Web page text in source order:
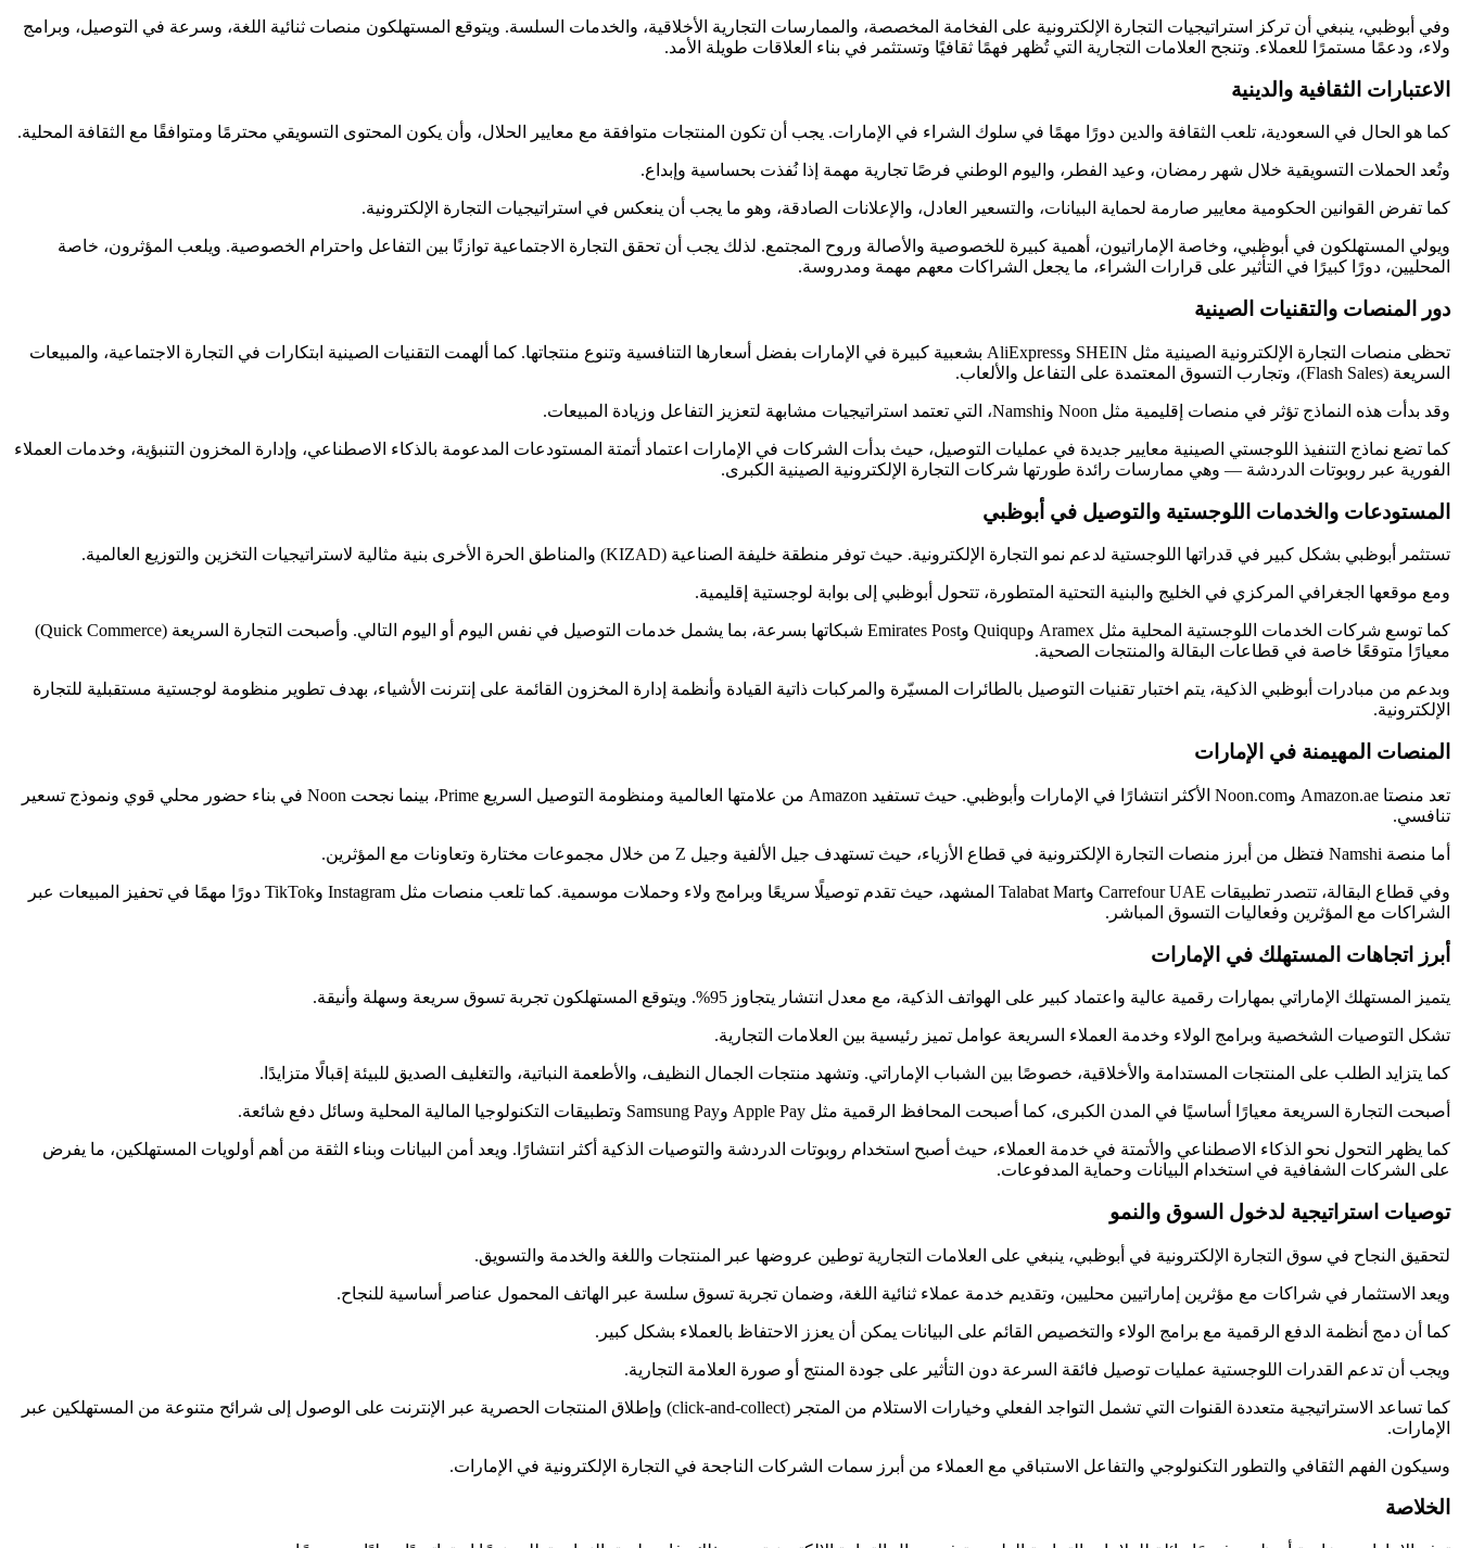
وفي أبوظبي، ينبغي أن تركز استراتيجيات التجارة الإلكترونية على الفخامة المخصصة، والممارسات التجارية الأخلاقية، والخدمات السلسة. ويتوقع المستهلكون منصات ثنائية اللغة، وسرعة في التوصيل، وبرامج
ولاء، ودعمًا مستمرًا للعملاء. وتنجح العلامات التجارية التي تُظهر فهمًا ثقافيًا وتستثمر في بناء العلاقات طويلة الأمد.
الاعتبارات الثقافية والدينية
كما هو الحال في السعودية، تلعب الثقافة والدين دورًا مهمًا في سلوك الشراء في الإمارات. يجب أن تكون المنتجات متوافقة مع معايير الحلال، وأن يكون المحتوى التسويقي محترمًا ومتوافقًا مع الثقافة المحلية.
وتُعد الحملات التسويقية خلال شهر رمضان، وعيد الفطر، واليوم الوطني فرصًا تجارية مهمة إذا نُفذت بحساسية وإبداع.
كما تفرض القوانين الحكومية معايير صارمة لحماية البيانات، والتسعير العادل، والإعلانات الصادقة، وهو ما يجب أن ينعكس في استراتيجيات التجارة الإلكترونية.
ويولي المستهلكون في أبوظبي، وخاصة الإماراتيون، أهمية كبيرة للخصوصية والأصالة وروح المجتمع. لذلك يجب أن تحقق التجارة الاجتماعية توازنًا بين التفاعل واحترام الخصوصية. ويلعب المؤثرون، خاصة
المحليين، دورًا كبيرًا في التأثير على قرارات الشراء، ما يجعل الشراكات معهم مهمة ومدروسة.
دور المنصات والتقنيات الصينية
تحظى منصات التجارة الإلكترونية الصينية مثل SHEIN وAliExpress بشعبية كبيرة في الإمارات بفضل أسعارها التنافسية وتنوع منتجاتها. كما ألهمت التقنيات الصينية ابتكارات في التجارة الاجتماعية، والمبيعات
السريعة (Flash Sales)، وتجارب التسوق المعتمدة على التفاعل والألعاب.
وقد بدأت هذه النماذج تؤثر في منصات إقليمية مثل Noon وNamshi، التي تعتمد استراتيجيات مشابهة لتعزيز التفاعل وزيادة المبيعات.
كما تضع نماذج التنفيذ اللوجستي الصينية معايير جديدة في عمليات التوصيل، حيث بدأت الشركات في الإمارات اعتماد أتمتة المستودعات المدعومة بالذكاء الاصطناعي، وإدارة المخزون التنبؤية، وخدمات العملاء
الفورية عبر روبوتات الدردشة — وهي ممارسات رائدة طورتها شركات التجارة الإلكترونية الصينية الكبرى.
المستودعات والخدمات اللوجستية والتوصيل في أبوظبي
تستثمر أبوظبي بشكل كبير في قدراتها اللوجستية لدعم نمو التجارة الإلكترونية. حيث توفر منطقة خليفة الصناعية (KIZAD) والمناطق الحرة الأخرى بنية مثالية لاستراتيجيات التخزين والتوزيع العالمية.
ومع موقعها الجغرافي المركزي في الخليج والبنية التحتية المتطورة، تتحول أبوظبي إلى بوابة لوجستية إقليمية.
كما توسع شركات الخدمات اللوجستية المحلية مثل Aramex وQuiqup وEmirates Post شبكاتها بسرعة، بما يشمل خدمات التوصيل في نفس اليوم أو اليوم التالي. وأصبحت التجارة السريعة (Quick Commerce)
معيارًا متوقعًا خاصة في قطاعات البقالة والمنتجات الصحية.
وبدعم من مبادرات أبوظبي الذكية، يتم اختبار تقنيات التوصيل بالطائرات المسيّرة والمركبات ذاتية القيادة وأنظمة إدارة المخزون القائمة على إنترنت الأشياء، بهدف تطوير منظومة لوجستية مستقبلية للتجارة
الإلكترونية.
المنصات المهيمنة في الإمارات
تعد منصتا Amazon.ae وNoon.com الأكثر انتشارًا في الإمارات وأبوظبي. حيث تستفيد Amazon من علامتها العالمية ومنظومة التوصيل السريع Prime، بينما نجحت Noon في بناء حضور محلي قوي ونموذج تسعير
تنافسي.
أما منصة Namshi فتظل من أبرز منصات التجارة الإلكترونية في قطاع الأزياء، حيث تستهدف جيل الألفية وجيل Z من خلال مجموعات مختارة وتعاونات مع المؤثرين.
وفي قطاع البقالة، تتصدر تطبيقات Carrefour UAE وTalabat Mart المشهد، حيث تقدم توصيلًا سريعًا وبرامج ولاء وحملات موسمية. كما تلعب منصات مثل Instagram وTikTok دورًا مهمًا في تحفيز المبيعات عبر
الشراكات مع المؤثرين وفعاليات التسوق المباشر.
أبرز اتجاهات المستهلك في الإمارات
يتميز المستهلك الإماراتي بمهارات رقمية عالية واعتماد كبير على الهواتف الذكية، مع معدل انتشار يتجاوز 95%. ويتوقع المستهلكون تجربة تسوق سريعة وسهلة وأنيقة.
تشكل التوصيات الشخصية وبرامج الولاء وخدمة العملاء السريعة عوامل تميز رئيسية بين العلامات التجارية.
كما يتزايد الطلب على المنتجات المستدامة والأخلاقية، خصوصًا بين الشباب الإماراتي. وتشهد منتجات الجمال النظيف، والأطعمة النباتية، والتغليف الصديق للبيئة إقبالًا متزايدًا.
أصبحت التجارة السريعة معيارًا أساسيًا في المدن الكبرى، كما أصبحت المحافظ الرقمية مثل Apple Pay وSamsung Pay وتطبيقات التكنولوجيا المالية المحلية وسائل دفع شائعة.
كما يظهر التحول نحو الذكاء الاصطناعي والأتمتة في خدمة العملاء، حيث أصبح استخدام روبوتات الدردشة والتوصيات الذكية أكثر انتشارًا. ويعد أمن البيانات وبناء الثقة من أهم أولويات المستهلكين، ما يفرض
على الشركات الشفافية في استخدام البيانات وحماية المدفوعات.
توصيات استراتيجية لدخول السوق والنمو
لتحقيق النجاح في سوق التجارة الإلكترونية في أبوظبي، ينبغي على العلامات التجارية توطين عروضها عبر المنتجات واللغة والخدمة والتسويق.
ويعد الاستثمار في شراكات مع مؤثرين إماراتيين محليين، وتقديم خدمة عملاء ثنائية اللغة، وضمان تجربة تسوق سلسة عبر الهاتف المحمول عناصر أساسية للنجاح.
كما أن دمج أنظمة الدفع الرقمية مع برامج الولاء والتخصيص القائم على البيانات يمكن أن يعزز الاحتفاظ بالعملاء بشكل كبير.
ويجب أن تدعم القدرات اللوجستية عمليات توصيل فائقة السرعة دون التأثير على جودة المنتج أو صورة العلامة التجارية.
كما تساعد الاستراتيجية متعددة القنوات التي تشمل التواجد الفعلي وخيارات الاستلام من المتجر (click-and-collect) وإطلاق المنتجات الحصرية عبر الإنترنت على الوصول إلى شرائح متنوعة من المستهلكين عبر
الإمارات.
وسيكون الفهم الثقافي والتطور التكنولوجي والتفاعل الاستباقي مع العملاء من أبرز سمات الشركات الناجحة في التجارة الإلكترونية في الإمارات.
الخلاصة